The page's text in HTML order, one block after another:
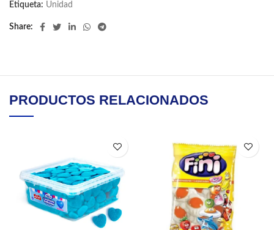
Etiqueta: Unidad
Share
PRODUCTOS RELACIONADOS